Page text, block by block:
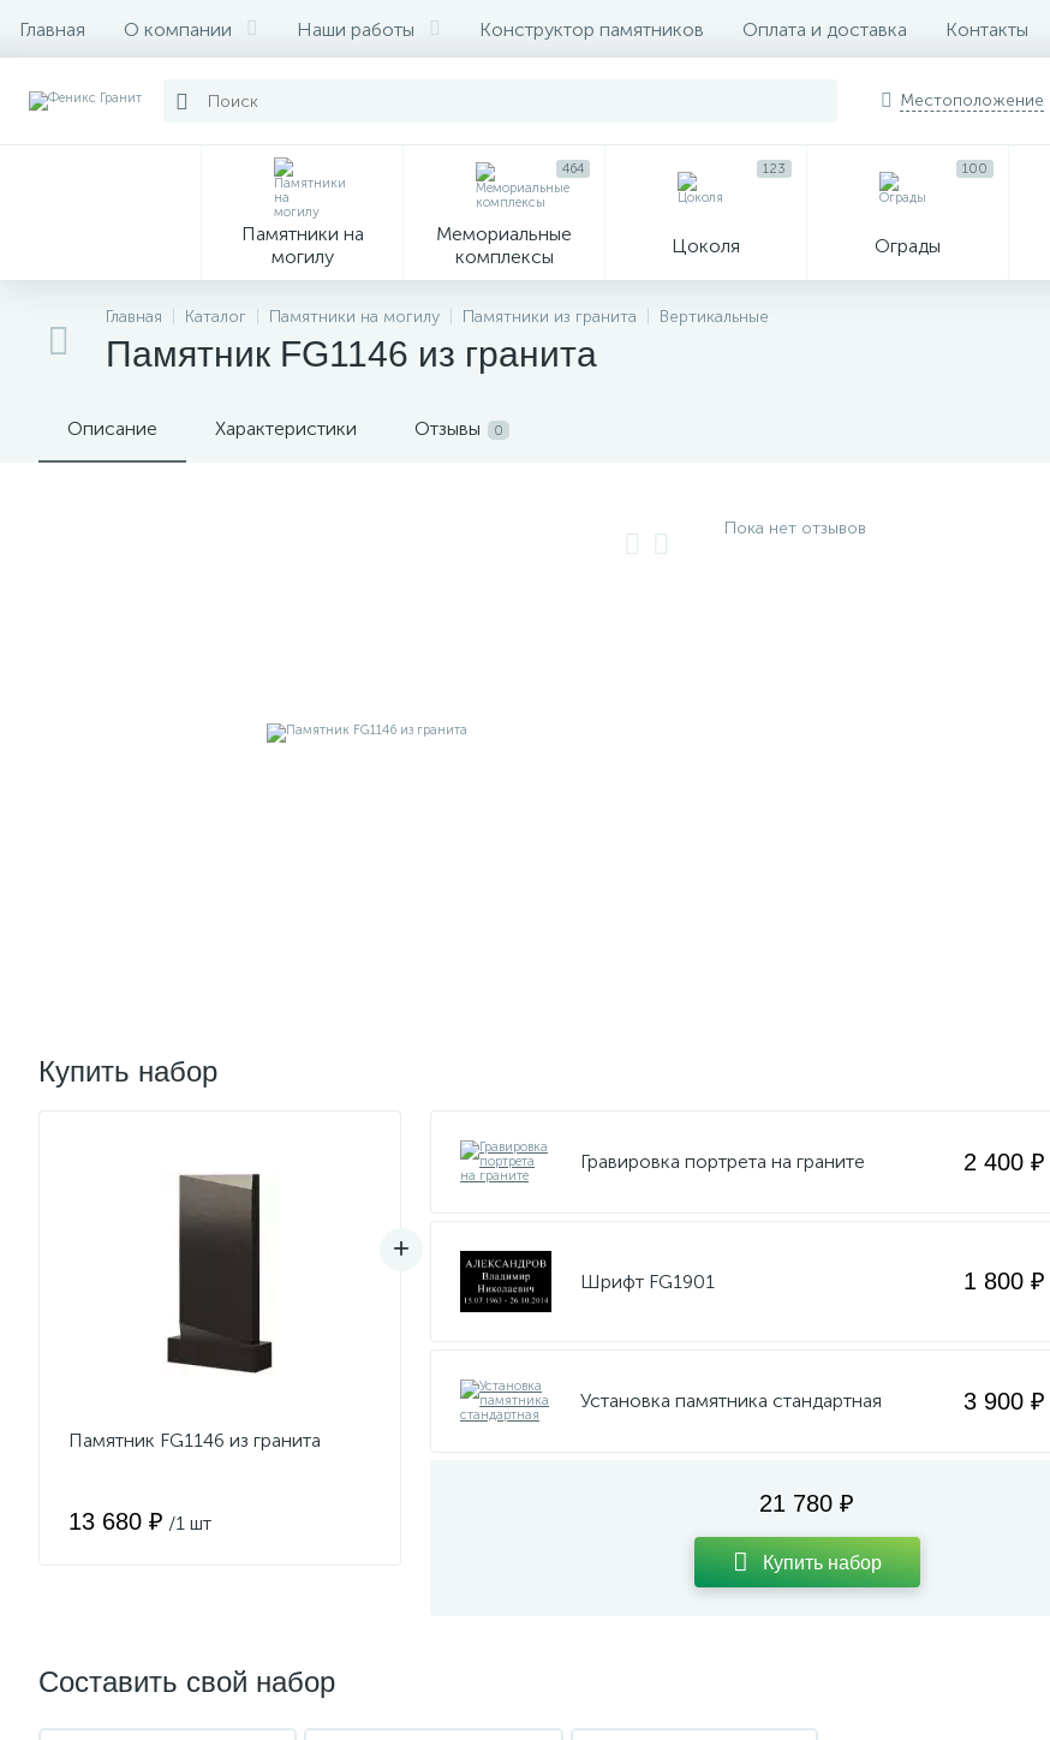
Главная О компании Наши работы Конструктор памятников Оплата и доставка Контакты
Местоположение
Памятники на
могилу
Мемориальные
комплексы
464
Цоколя
123
Ограды
100
Главная Каталог Памятники на могилу Памятники из гранита Вертикальные
Памятник FG1146 из гранита
Описание Характеристики Отзывы 0
Пока нет отзывов
Купить набор
Памятник FG1146 из гранита
13 680 ₽ /1 шт
Гравировка портрета на граните 2 400 ₽
Шрифт FG1901 1 800 ₽
Установка памятника стандартная 3 900 ₽
21 780 ₽
Купить набор
Составить свой набор